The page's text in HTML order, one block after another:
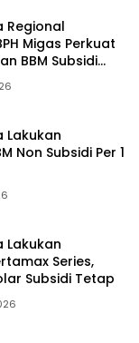
Regional
Migas Perkuat
BBM Subsidi
XSTAR
Lakukan
Non Subsidi Per 1
Lakukan
Series,
Subsidi Tetap